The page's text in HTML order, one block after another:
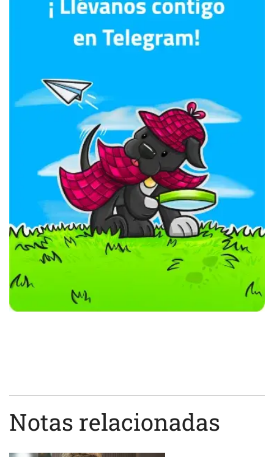
Notas relacionadas